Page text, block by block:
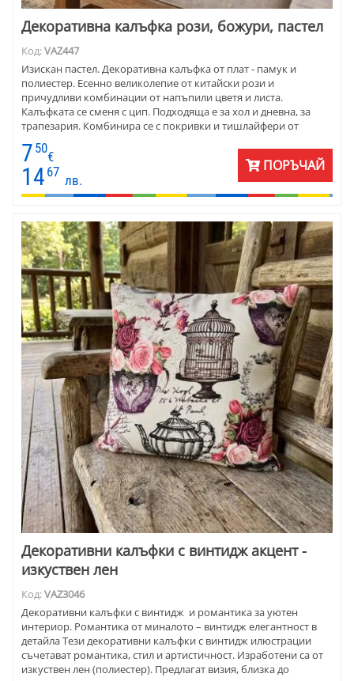
Декоративна калъфка рози, божури, пастел
Код:VAZ447
Изискан пастел. Декоративна калъфка от плат - памук и
полиестер. Есенно великолепие от китайски рози и
причудливи комбинации от напъпили цветя и листа.
Калъфката се сменя с цип. Подходяща е за хол и дневна, за
трапезария. Комбинира се с покривки и тишлайфери от
същия плат.
7 50
€
14 67
лв.
ПОРЪЧАЙ
Декоративни калъфки с винтидж акцент -
изкуствен лен
Код:VAZ3046
Декоративни калъфки с винтидж и романтика за уютен
интериор. Романтика от миналото – винтидж елегантност в
детайла Тези декоративни калъфки с винтидж илюстрации
съчетават романтика, стил и артистичност. Изработени са от
изкуствен лен (полиестер). Предлагат визия, близка до